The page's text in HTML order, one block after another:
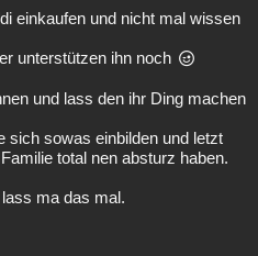
einkaufen und nicht mal wissen
unterstützen ihn noch
und lass den ihr Ding machen
sich sowas einbilden und letzt
total nen absturz haben.
ma das mal.